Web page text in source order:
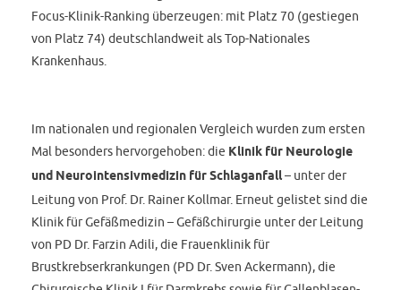
Focus-Klinik-Ranking überzeugen: mit Platz 70 (gestiegen
von Platz 74) deutschlandweit als Top-Nationales
Krankenhaus.
Im nationalen und regionalen Vergleich wurden zum ersten
Mal besonders hervorgehoben: die Klinik für Neurologie
und Neurointensivmedizin für Schlaganfall– unter der
Leitung von Prof. Dr. Rainer Kollmar. Erneut gelistet sind die
Klinik für Gefäßmedizin – Gefäßchirurgie unter der Leitung
von PD Dr. Farzin Adili, die Frauenklinik für
Brustkrebserkrankungen (PD Dr. Sven Ackermann), die